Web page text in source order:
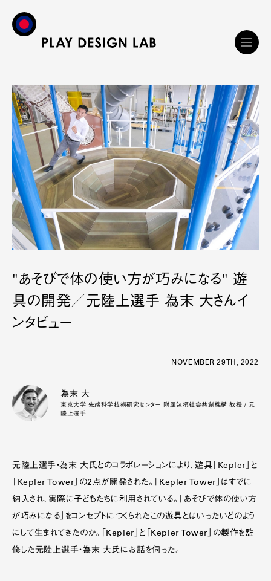
"あそびで体の使い方が巧みになる" 遊
具の開発／元陸上選手 為末 大さんイ
ンタビュー
NOVEMBER 29TH, 2022
為末 大
東京大学 先端科学技術研究センター 附属包摂社会共創機構 教授 / 元
陸上選手
元陸上選手・為末 大氏とのコラボレーションにより、遊具「Kepler」と
「Kepler Tower」の2点が開発された。「Kepler Tower」はすでに
納入され、実際に子どもたちに利用されている。「あそびで体の使い方
が巧みになる」をコンセプトにつくられたこの遊具とはいったいどのよう
にして生まれてきたのか。「Kepler」と「Kepler Tower」の製作を監
修した元陸上選手・為末 大氏にお話を伺った。